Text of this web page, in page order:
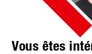
Vous êtes